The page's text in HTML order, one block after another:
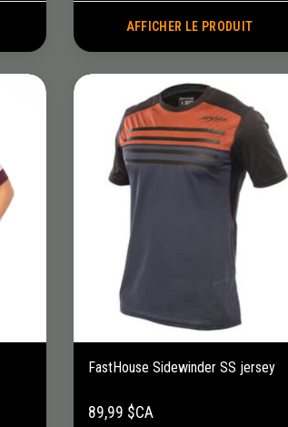
AFFICHER LE PRODUIT
FastHouse Sidewinder SS jersey
89,99 $CA